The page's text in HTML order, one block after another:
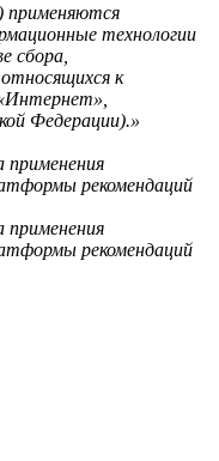
применяются
технологии
сбора,
к
Федерации).»
применения
рекомендаций
применения
рекомендаций